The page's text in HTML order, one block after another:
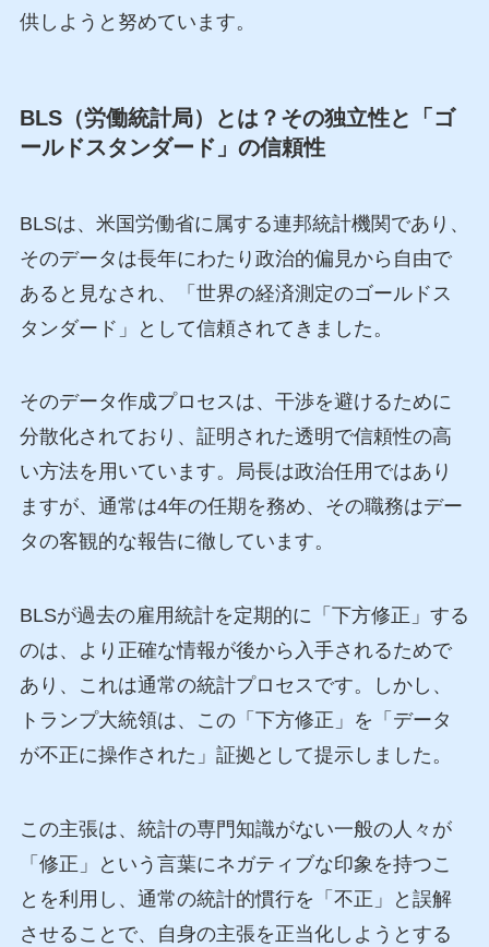
供しようと努めています。
BLS（労働統計局）とは？その独立性と「ゴ
ールドスタンダード」の信頼性
BLSは、米国労働省に属する連邦統計機関であり、
そのデータは長年にわたり政治的偏見から自由で
あると見なされ、「世界の経済測定のゴールドス
タンダード」として信頼されてきました。
そのデータ作成プロセスは、干渉を避けるために
分散化されており、証明された透明で信頼性の高
い方法を用いています。局長は政治任用ではあり
ますが、通常は4年の任期を務め、その職務はデー
タの客観的な報告に徹しています。
BLSが過去の雇用統計を定期的に「下方修正」する
のは、より正確な情報が後から入手されるためで
あり、これは通常の統計プロセスです。しかし、
トランプ大統領は、この「下方修正」を「データ
が不正に操作された」証拠として提示しました。
この主張は、統計の専門知識がない一般の人々が
「修正」という言葉にネガティブな印象を持つこ
とを利用し、通常の統計的慣行を「不正」と誤解
させることで、自身の主張を正当化しようとする